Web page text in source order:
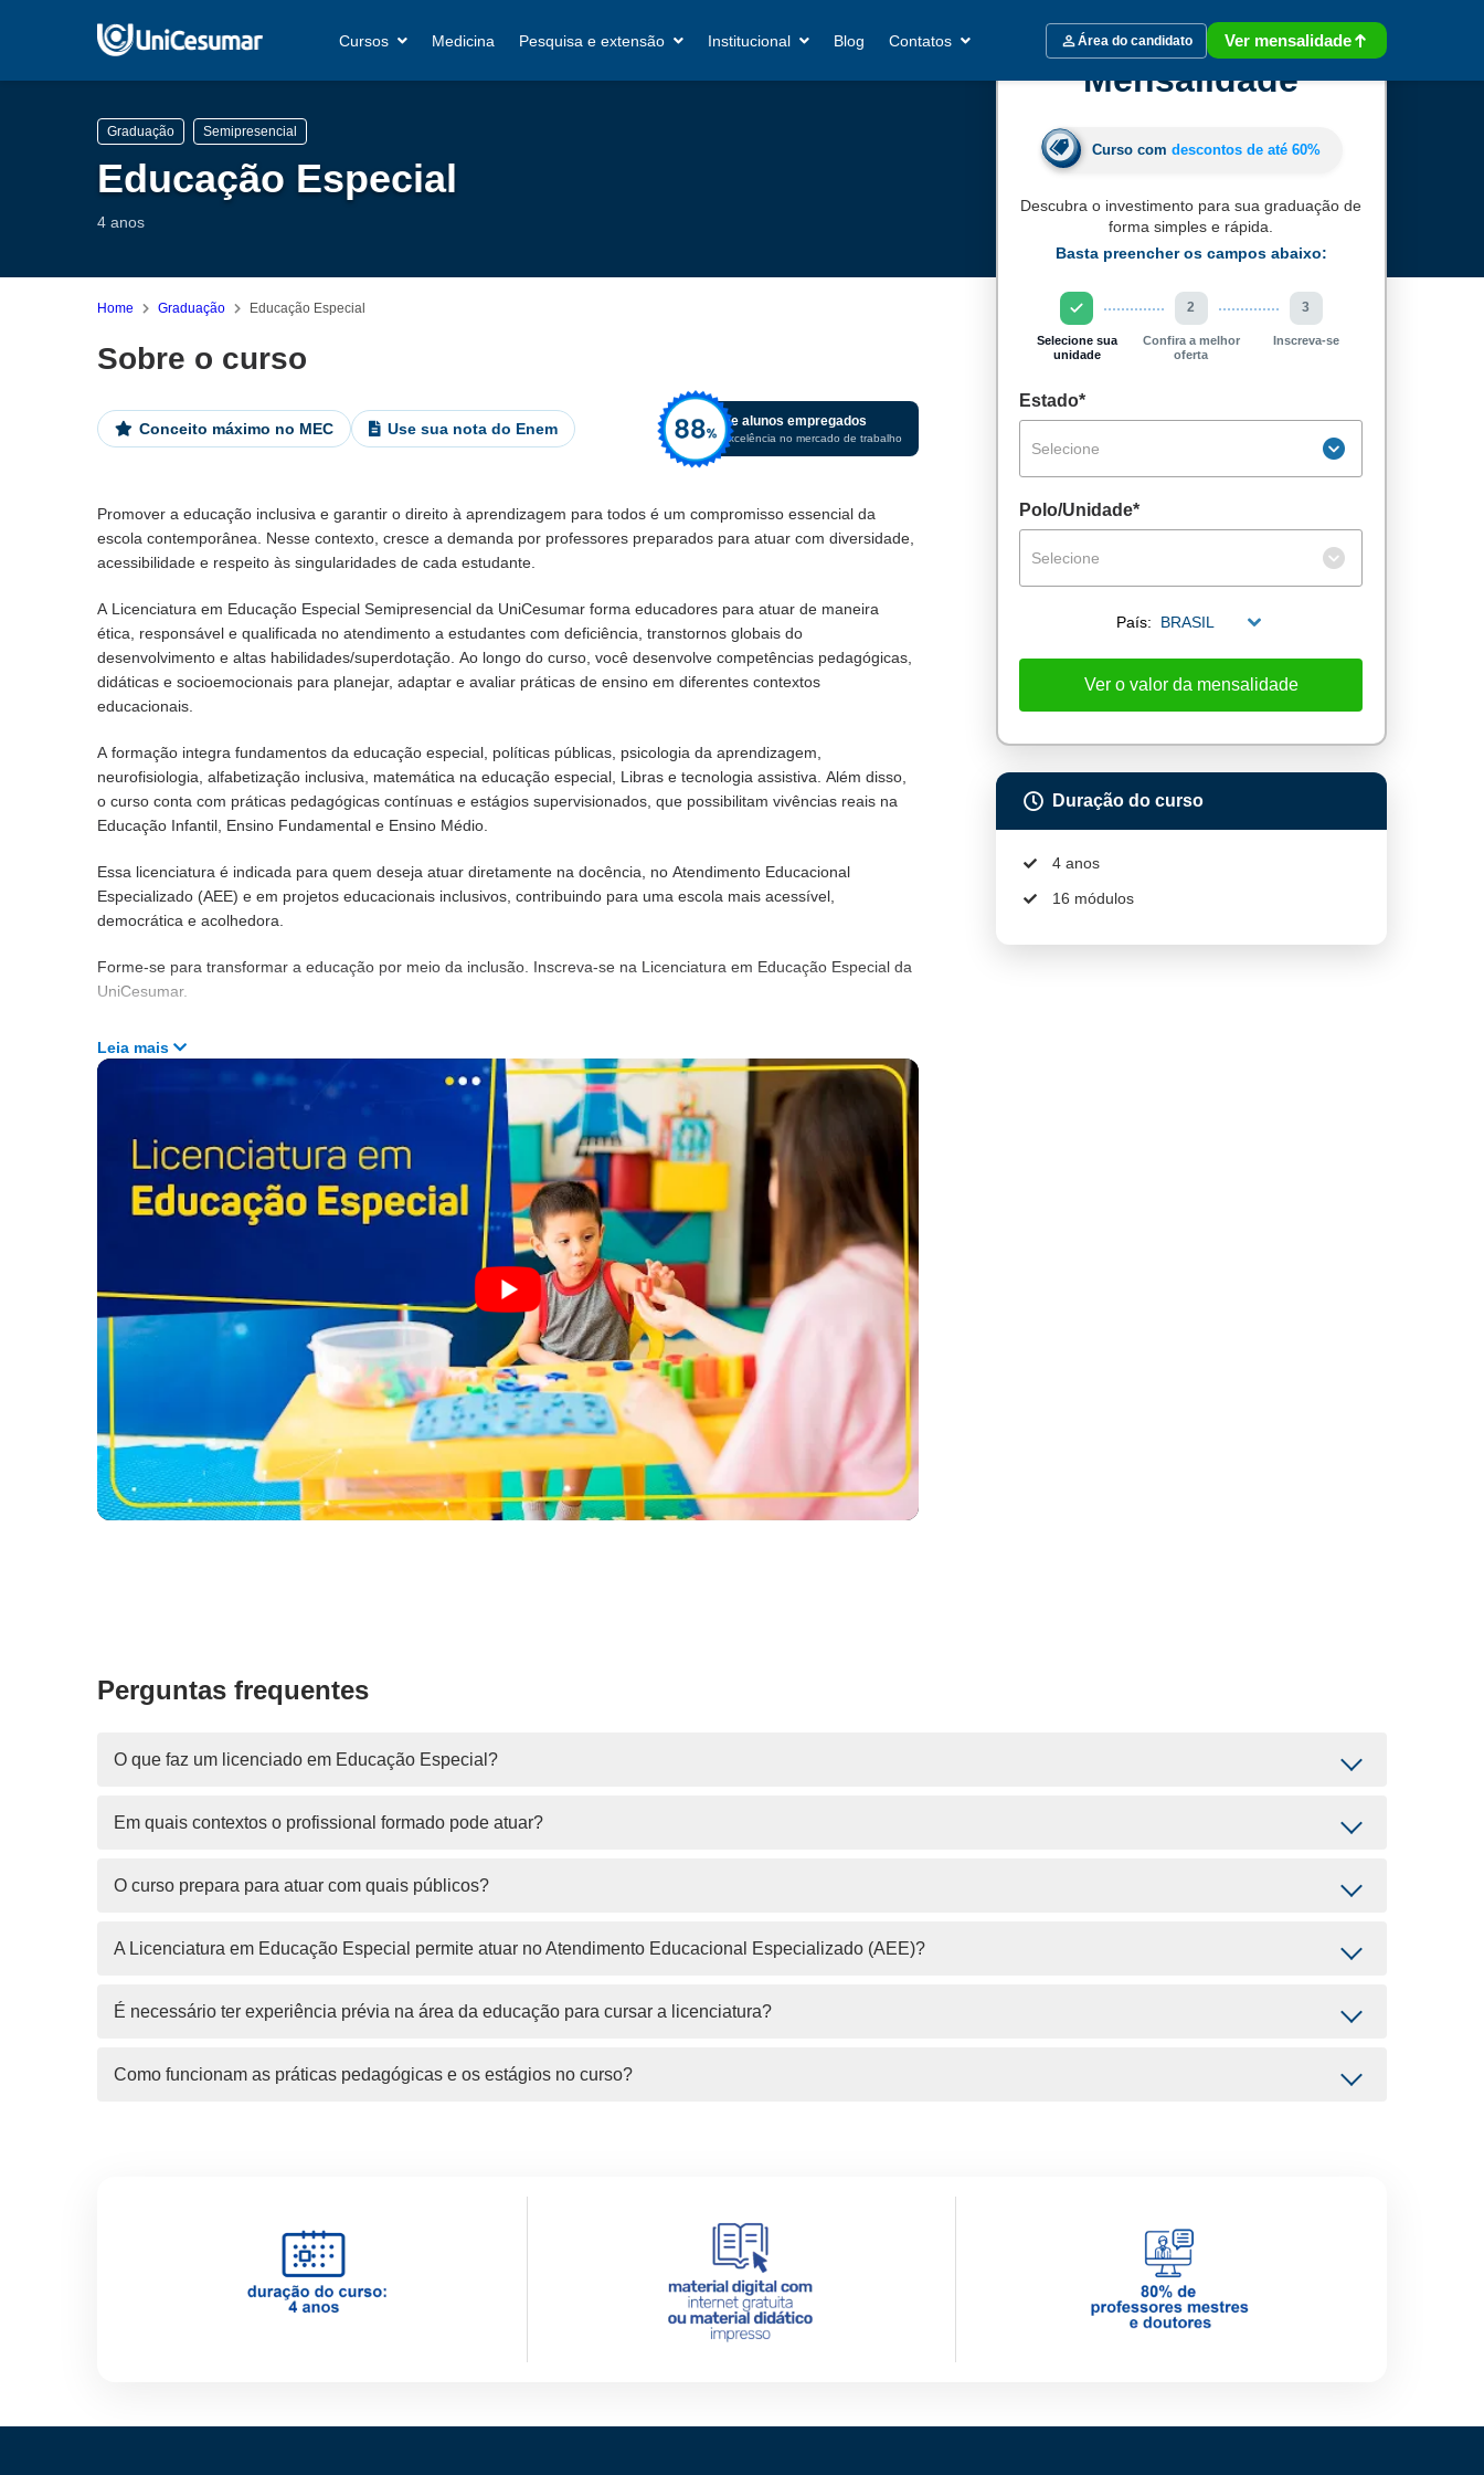
Cursos Medicina Pesquisa e extensão Institucional Blog Contatos Área do candidato Ver mensalidade
Graduação Semipresencial
Educação Especial
4 anos
Home Graduação Educação Especial
Sobre o curso
Conceito máximo no MEC Use sua nota do Enem De alunos empregados
Excelência no mercado de trabalho
Promover a educação inclusiva e garantir o direito à aprendizagem para todos é um compromisso essencial da
escola contemporânea. Nesse contexto, cresce a demanda por professores preparados para atuar com diversidade,
acessibilidade e respeito às singularidades de cada estudante.
A Licenciatura em Educação Especial Semipresencial da UniCesumar forma educadores para atuar de maneira
ética, responsável e qualificada no atendimento a estudantes com deficiência, transtornos globais do
desenvolvimento e altas habilidades/superdotação. Ao longo do curso, você desenvolve competências pedagógicas,
didáticas e socioemocionais para planejar, adaptar e avaliar práticas de ensino em diferentes contextos
educacionais.
A formação integra fundamentos da educação especial, políticas públicas, psicologia da aprendizagem,
neurofisiologia, alfabetização inclusiva, matemática na educação especial, Libras e tecnologia assistiva. Além disso,
o curso conta com práticas pedagógicas contínuas e estágios supervisionados, que possibilitam vivências reais na
Educação Infantil, Ensino Fundamental e Ensino Médio.
Essa licenciatura é indicada para quem deseja atuar diretamente na docência, no Atendimento Educacional
Especializado (AEE) e em projetos educacionais inclusivos, contribuindo para uma escola mais acessível,
democrática e acolhedora.
Forme-se para transformar a educação por meio da inclusão. Inscreva-se na Licenciatura em Educação Especial da
UniCesumar.
Leia mais
Mensalidade
Curso com descontos de até 60%
Descubra o investimento para sua graduação de
forma simples e rápida.
Basta preencher os campos abaixo:
Selecione sua
unidade
2
Confira a melhor
oferta
3
Inscreva-se
Estado*
Selecione
Polo/Unidade*
Selecione
País: BRASIL
Ver o valor da mensalidade
Duração do curso
4 anos
16 módulos
Perguntas frequentes
O que faz um licenciado em Educação Especial?
Em quais contextos o profissional formado pode atuar?
O curso prepara para atuar com quais públicos?
A Licenciatura em Educação Especial permite atuar no Atendimento Educacional Especializado (AEE)?
É necessário ter experiência prévia na área da educação para cursar a licenciatura?
Como funcionam as práticas pedagógicas e os estágios no curso?